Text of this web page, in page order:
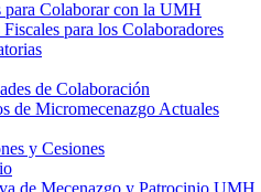
para Colaborar con la UMH
para los Colaboradores
de Colaboración
de Micromecenazgo Actuales
y Cesiones
de Mecenazgo y Patrocinio UMH